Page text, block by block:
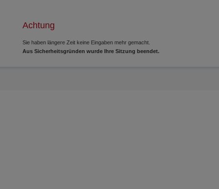
Achtung
Sie haben längere Zeit keine Eingaben mehr gemacht.
Aus Sicherheitsgründen wurde Ihre Sitzung beendet.